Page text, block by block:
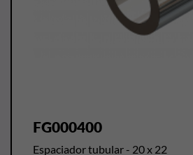
FG000400
Espaciador tubular - 20 x 22